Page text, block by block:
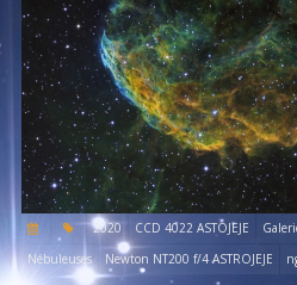
2020 CCD 4022 ASTOJEJE
Nébuleuses
Newton NT200 f/4 ASTROJEJE